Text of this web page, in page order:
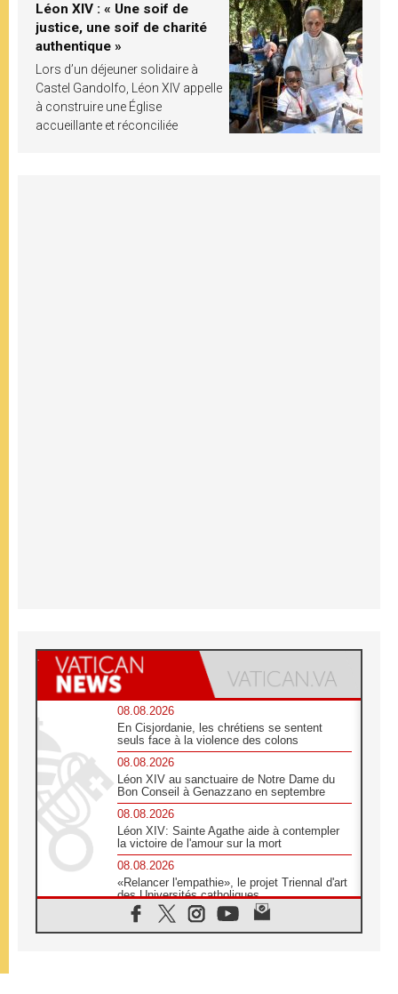
Léon XIV : « Une soif de
justice, une soif de charité
authentique »
Lors d’un déjeuner solidaire à
Castel Gandolfo, Léon XIV appelle
à construire une Église
accueillante et réconciliée
08.08.2026
En Cisjordanie, les chrétiens se sentent
seuls face à la violence des colons
08.08.2026
Léon XIV au sanctuaire de Notre Dame du
Bon Conseil à Genazzano en septembre
08.08.2026
Léon XIV: Sainte Agathe aide à contempler
la victoire de l'amour sur la mort
08.08.2026
«Relancer l'empathie», le projet Triennal d'art
des Universités catholiques
08.08.2026
Signis 2026, donner la parole aux religieuses